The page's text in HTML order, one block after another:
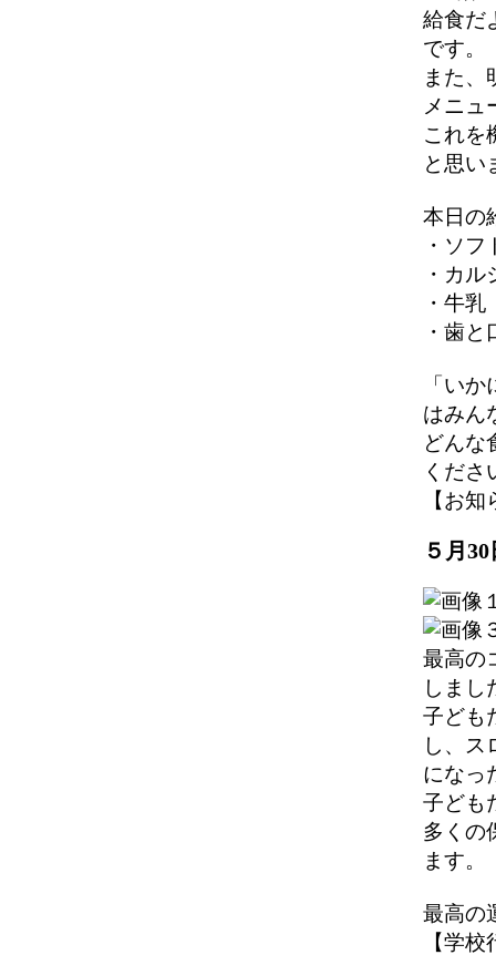
給食だ
です。
また、
メニュ
これを
と思い
本日の
・ソ
・カ
・牛乳
・歯
「い
はみん
どんな
くださ
【お
５月
最高の
しまし
子ども
し、ス
になっ
子ども
多くの
ます。
最高の
【学